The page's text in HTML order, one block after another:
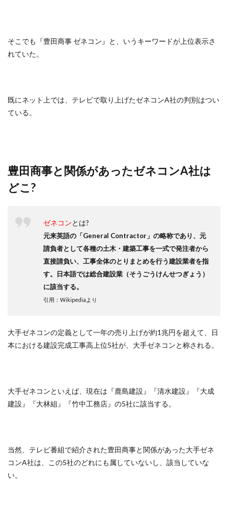
そこでも『豊田商事 ゼネコン』と、いうキーワードが上位表示さ
れていた。
既にネット上では、テレビで取り上げたゼネコンA社の判別はつい
ている。
豊田商事と関係があったゼネコンA社は
どこ?
ゼネコンとは?
元来英語の「General Contractor」の略称であり、元
請負者として各種の土木・建築工事を一式で発注者から
直接請負い、工事全体のとりまとめを行う建設業者を指
す。日本語では総合建設業（そうごうけんせつぎょう）
に該当する。
引用：Wikipediaより
大手ゼネコンの定義として一年の売り上げが約1兆円を超えて、日
本における建設完成工事高上位5社が、大手ゼネコンと称される。
大手ゼネコンといえば、現在は『鹿島建設』『清水建設』『大成
建設』『大林組』『竹中工務店』の5社に該当する。
当然、テレビ番組で紹介された豊田商事と関係があった大手ゼネ
コンA社は、この5社のどれにも属していないし、該当していな
い。